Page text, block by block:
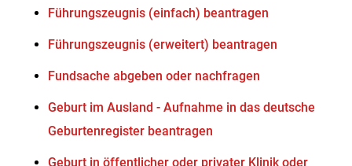
Führungszeugnis (einfach) beantragen
Führungszeugnis (erweitert) beantragen
Fundsache abgeben oder nachfragen
Geburt im Ausland - Aufnahme in das deutsche
Geburtenregister beantragen
Geburt in öffentlicher oder privater Klinik oder